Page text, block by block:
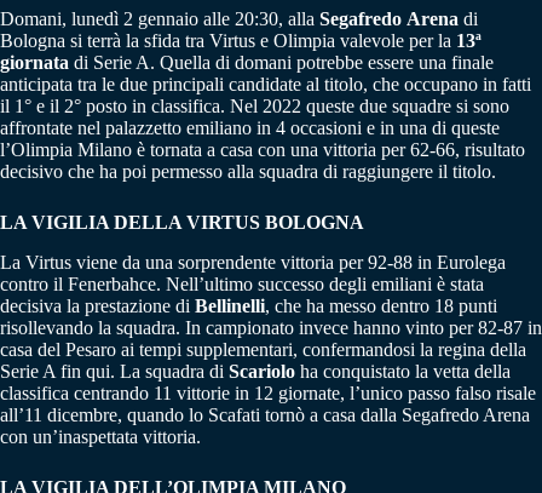
Domani, lunedì 2 gennaio alle 20:30, alla Segafredo Arena di
Bologna si terrà la sfida tra Virtus e Olimpia valevole per la 13ª
giornata di Serie A. Quella di domani potrebbe essere una finale
anticipata tra le due principali candidate al titolo, che occupano in fatti
il 1° e il 2° posto in classifica. Nel 2022 queste due squadre si sono
affrontate nel palazzetto emiliano in 4 occasioni e in una di queste
l’Olimpia Milano è tornata a casa con una vittoria per 62-66, risultato
decisivo che ha poi permesso alla squadra di raggiungere il titolo.
LA VIGILIA DELLA VIRTUS BOLOGNA
La Virtus viene da una sorprendente vittoria per 92-88 in Eurolega
contro il Fenerbahce. Nell’ultimo successo degli emiliani è stata
decisiva la prestazione di Bellinelli, che ha messo dentro 18 punti
risollevando la squadra. In campionato invece hanno vinto per 82-87 in
casa del Pesaro ai tempi supplementari, confermandosi la regina della
Serie A fin qui. La squadra di Scariolo ha conquistato la vetta della
classifica centrando 11 vittorie in 12 giornate, l’unico passo falso risale
all’11 dicembre, quando lo Scafati tornò a casa dalla Segafredo Arena
con un’inaspettata vittoria.
LA VIGILIA DELL’OLIMPIA MILANO